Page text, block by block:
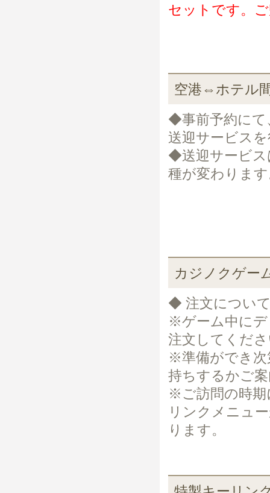
セットです。
空港⇔ホテル
◆事前予約に
送迎サービス
◆送迎サービス
種が変わりま
カジノクゲー
◆ 注文につい
※ゲーム中に
注文してくだ
※準備ができ次
持ちするかご
※ご訪問の時期
リンクメニュ
ります。